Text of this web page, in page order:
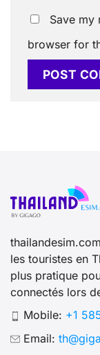
Save my
browser for
les touristes en
plus pratique
connectés lors
Mobile: +1
Email: